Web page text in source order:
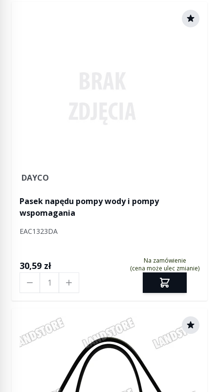
DAYCO
Pasek napędu pompy wody i pompy
wspomagania
EAC1323DA
30,59 zł
Na zamówienie
(cena może ulec zmianie)